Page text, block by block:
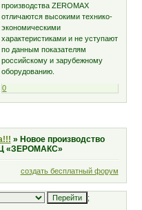
производства ZEROMAX
отличаются высокими технико-
экономическими
характеристиками и не уступают
по данным показателям
российскому и зарубежному
оборудованию.
0
» Новое производство
«ЗЕРОМАКС»
создать бесплатный форум
;